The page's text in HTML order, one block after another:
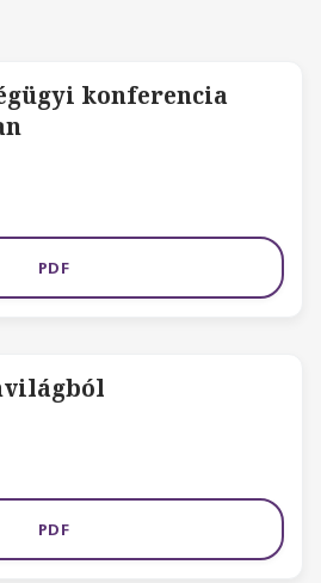
konferencia
PDF
PDF